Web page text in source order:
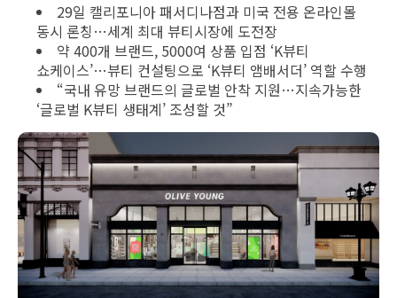
29일 캘리포니아 패서디나점과 미국 전용 온라인몰
동시 론칭…세계 최대 뷰티시장에 도전장
약 400개 브랜드, 5000여 상품 입점 ‘K뷰티
쇼케이스’…뷰티 컨설팅으로 ‘K뷰티 앰배서더’ 역할 수행
“국내 유망 브랜드의 글로벌 안착 지원…지속가능한
‘글로벌 K뷰티 생태계’ 조성할 것”